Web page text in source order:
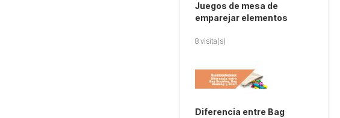
Juegos de mesa de
emparejar elementos
8 visita(s)
Diferencia entre Bag